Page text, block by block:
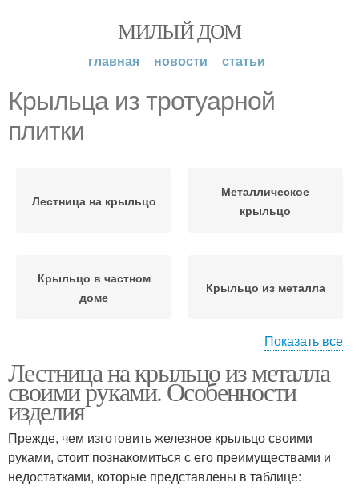
МИЛЫЙ ДОМ
главная новости статьи
Крыльца из тротуарной
плитки
Лестница на крыльцо
Металлическое
крыльцо
Крыльцо в частном
доме
Крыльцо из металла
Тротуарная плитка Крыльца из металла
Лестница для крыльца
Крыльцо из
металлопрофиля
Показать все
Лестница на крыльцо из металла
своими руками. Особенности
изделия
Прежде, чем изготовить железное крыльцо своими
руками, стоит познакомиться с его преимуществами и
недостатками, которые представлены в таблице: